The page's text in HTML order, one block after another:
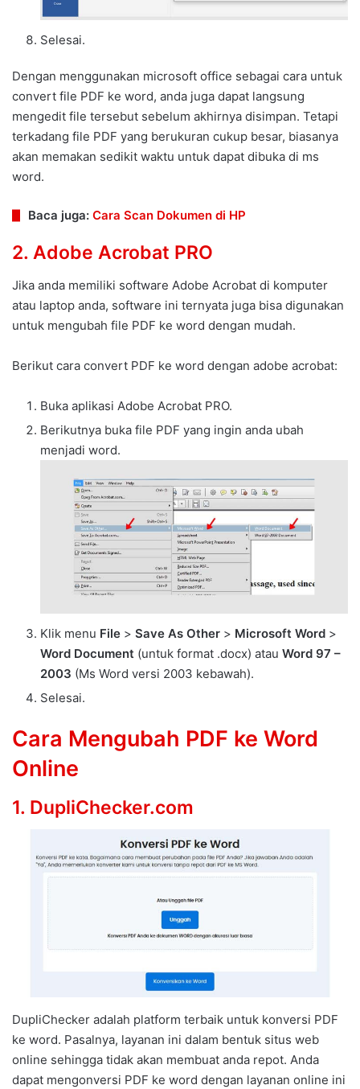
Selesai.
Dengan menggunakan microsoft office sebagai cara untuk
convert file PDF ke word, anda juga dapat langsung
mengedit file tersebut sebelum akhirnya disimpan. Tetapi
terkadang file PDF yang berukuran cukup besar, biasanya
akan memakan sedikit waktu untuk dapat dibuka di ms
word.
Baca juga: Cara Scan Dokumen di HP
2. Adobe Acrobat PRO
Jika anda memiliki software Adobe Acrobat di komputer
atau laptop anda, software ini ternyata juga bisa digunakan
untuk mengubah file PDF ke word dengan mudah.
Berikut cara convert PDF ke word dengan adobe acrobat:
Buka aplikasi Adobe Acrobat PRO.
Berikutnya buka file PDF yang ingin anda ubah
menjadi word.
Klik menu File > Save As Other > Microsoft Word >
Word Document (untuk format .docx) atau Word 97 –
2003 (Ms Word versi 2003 kebawah).
Selesai.
Cara Mengubah PDF ke Word
Online
1. DupliChecker.com
DupliChecker adalah platform terbaik untuk konversi PDF
ke word. Pasalnya, layanan ini dalam bentuk situs web
online sehingga tidak akan membuat anda repot. Anda
dapat mengonversi PDF ke word dengan layanan online ini